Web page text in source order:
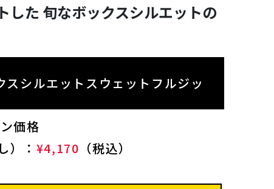
した 旬なボックスシルエットの
シルエットスウェットフルジッ
価格
）： ¥4,170 （税込）